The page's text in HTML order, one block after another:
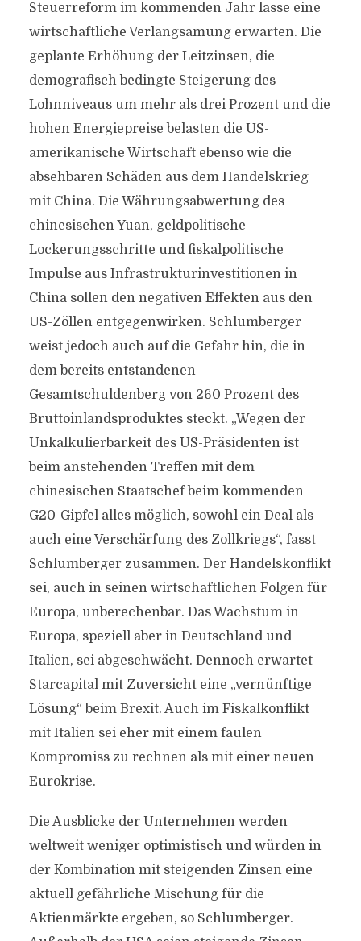
Steuerreform im kommenden Jahr lasse eine
wirtschaftliche Verlangsamung erwarten. Die
geplante Erhöhung der Leitzinsen, die
demografisch bedingte Steigerung des
Lohnniveaus um mehr als drei Prozent und die
hohen Energiepreise belasten die US-
amerikanische Wirtschaft ebenso wie die
absehbaren Schäden aus dem Handelskrieg
mit China. Die Währungsabwertung des
chinesischen Yuan, geldpolitische
Lockerungsschritte und fiskalpolitische
Impulse aus Infrastrukturinvestitionen in
China sollen den negativen Effekten aus den
US-Zöllen entgegenwirken. Schlumberger
weist jedoch auch auf die Gefahr hin, die in
dem bereits entstandenen
Gesamtschuldenberg von 260 Prozent des
Bruttoinlandsproduktes steckt. „Wegen der
Unkalkulierbarkeit des US-Präsidenten ist
beim anstehenden Treffen mit dem
chinesischen Staatschef beim kommenden
G20-Gipfel alles möglich, sowohl ein Deal als
auch eine Verschärfung des Zollkriegs“, fasst
Schlumberger zusammen. Der Handelskonflikt
sei, auch in seinen wirtschaftlichen Folgen für
Europa, unberechenbar. Das Wachstum in
Europa, speziell aber in Deutschland und
Italien, sei abgeschwächt. Dennoch erwartet
Starcapital mit Zuversicht eine „vernünftige
Lösung“ beim Brexit. Auch im Fiskalkonflikt
mit Italien sei eher mit einem faulen
Kompromiss zu rechnen als mit einer neuen
Eurokrise.
Die Ausblicke der Unternehmen werden
weltweit weniger optimistisch und würden in
der Kombination mit steigenden Zinsen eine
aktuell gefährliche Mischung für die
Aktienmärkte ergeben, so Schlumberger.